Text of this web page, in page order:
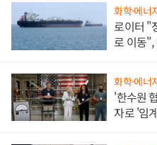
화학·에너
로이터 "
로 이동",
화학·에너
'한수원
자로 '임